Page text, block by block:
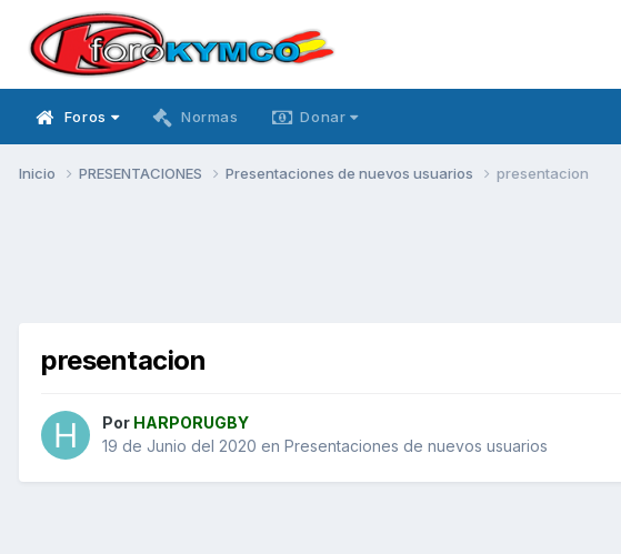
Foros Normas Donar
Inicio PRESENTACIONES Presentaciones de nuevos usuarios presentacion
presentacion
Por HARPORUGBY
19 de Junio del 2020 en Presentaciones de nuevos usuarios